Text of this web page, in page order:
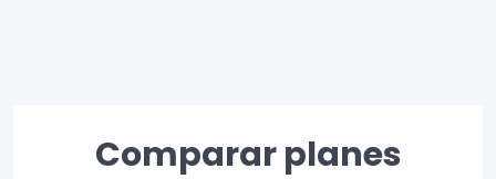
Comparar planes